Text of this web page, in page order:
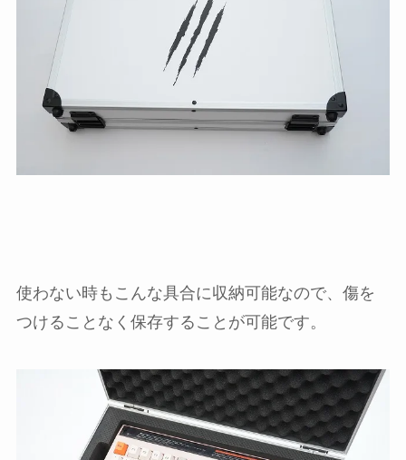
使わない時もこんな具合に収納可能なので、傷を
つけることなく保存することが可能です。